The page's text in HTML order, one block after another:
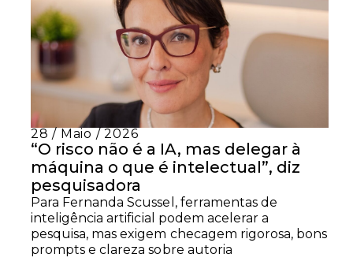
28 / Maio / 2026
“O risco não é a IA, mas delegar à
máquina o que é intelectual”, diz
pesquisadora
Para Fernanda Scussel, ferramentas de
inteligência artificial podem acelerar a
pesquisa, mas exigem checagem rigorosa, bons
prompts e clareza sobre autoria